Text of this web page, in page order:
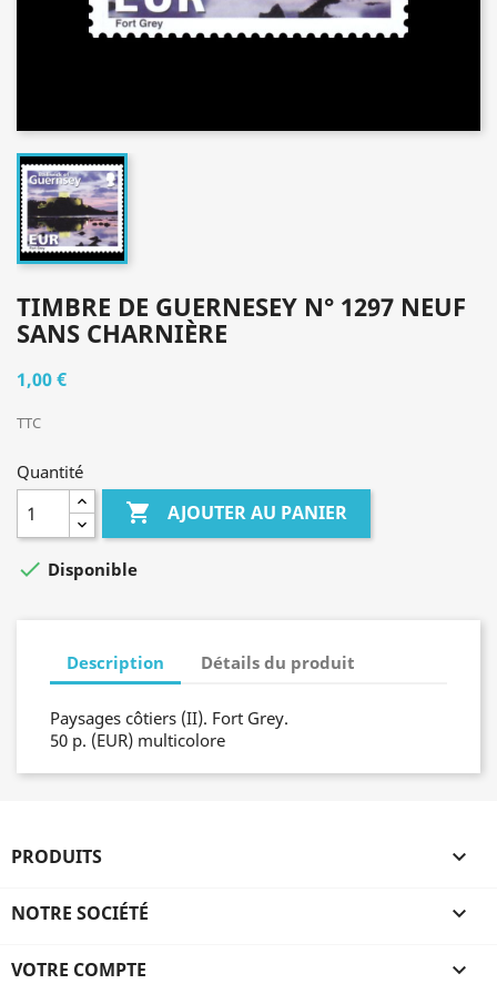
TIMBRE DE GUERNESEY N° 1297 NEUF
SANS CHARNIÈRE
1,00 €
TTC
Quantité
 AJOUTER AU PANIER
 Disponible
Description Détails du produit
Paysages côtiers (II). Fort Grey.
50 p. (EUR) multicolore
PRODUITS 
NOTRE SOCIÉTÉ 
VOTRE COMPTE 